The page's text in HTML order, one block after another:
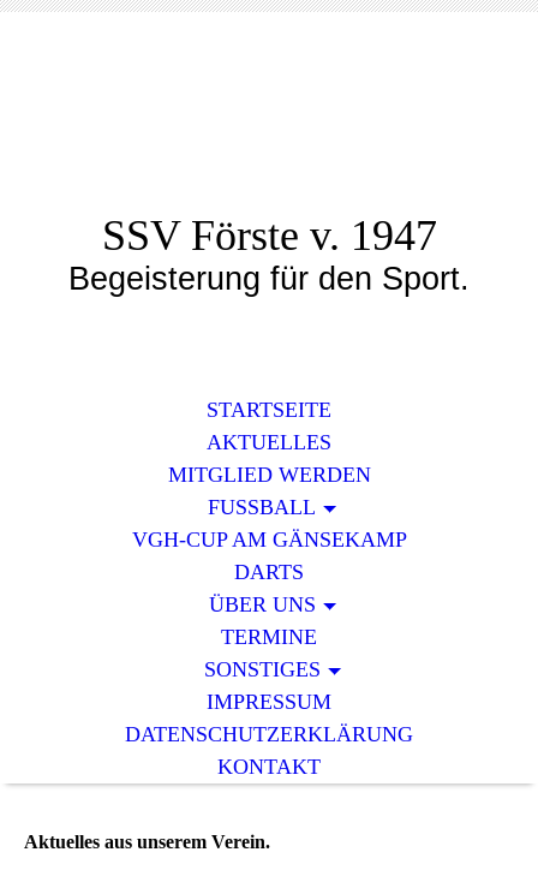
SSV Förste v. 1947
Begeisterung für den Sport.
STARTSEITE
AKTUELLES
MITGLIED WERDEN
FUSSBALL
VGH-CUP AM GÄNSEKAMP
DARTS
ÜBER UNS
TERMINE
SONSTIGES
IMPRESSUM
DATENSCHUTZERKLÄRUNG
KONTAKT
Aktuelles aus unserem Verein.